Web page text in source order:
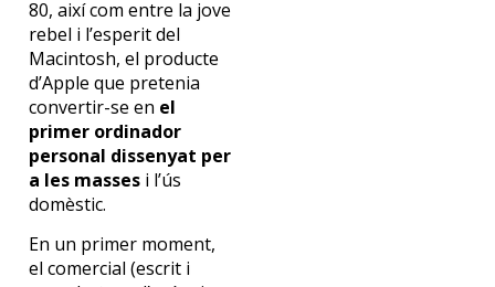
80, així com entre la jove
rebel i l’esperit del
Macintosh, el producte
d’Apple que pretenia
convertir-se en el
primer ordinador
personal dissenyat per
a les masses i l’ús
domèstic.
En un primer moment,
el comercial (escrit i